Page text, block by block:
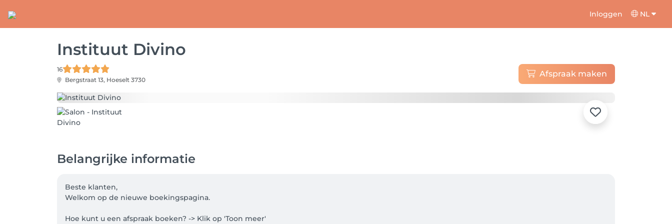
Inloggen NL
Instituut Divino
16
Bergstraat 13, Hoeselt 3730
Afspraak maken
Belangrijke informatie
Beste klanten,
Welkom op de nieuwe boekingspagina.
Hoe kunt u een afspraak boeken? -> Klik op 'Toon meer'